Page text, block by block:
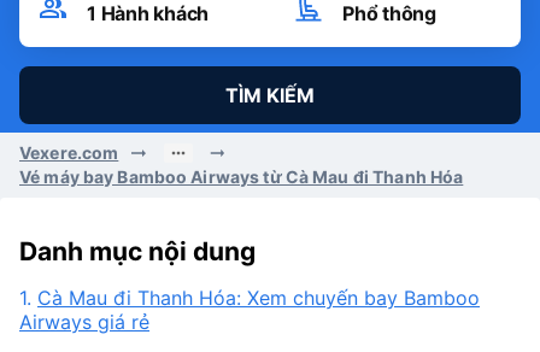
1 Hành khách Phổ thông
TÌM KIẾM
Vexere.com
Vé máy bay Bamboo Airways từ Cà Mau đi Thanh Hóa
Danh mục nội dung
1. Cà Mau đi Thanh Hóa: Xem chuyến bay Bamboo
Airways giá rẻ